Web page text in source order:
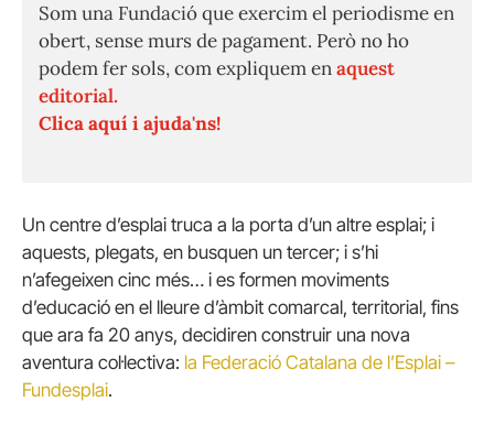
Som una Fundació que exercim el periodisme en
obert, sense murs de pagament. Però no ho
podem fer sols, com expliquem enaquest
editorial.
Clica aquí i ajuda'ns!
Un centre d’esplai truca a la porta d’un altre esplai; i
aquests, plegats, en busquen un tercer; i s’hi
n’afegeixen cinc més… i es formen moviments
d’educació en el lleure d’àmbit comarcal, territorial, fins
que ara fa 20 anys, decidiren construir una nova
aventura col·lectiva: la Federació Catalana de l’Esplai –
Fundesplai.